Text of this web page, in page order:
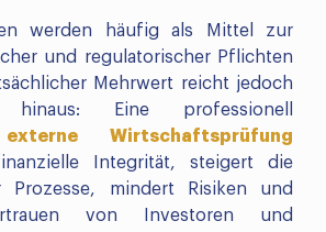
werden häufig als Mittel zur
und regulatorischer Pflichten
Mehrwert reicht jedoch
Eine professionell
externe Wirtschaftsprüfung
Integrität, steigert die
Prozesse, mindert Risiken und
von Investoren und